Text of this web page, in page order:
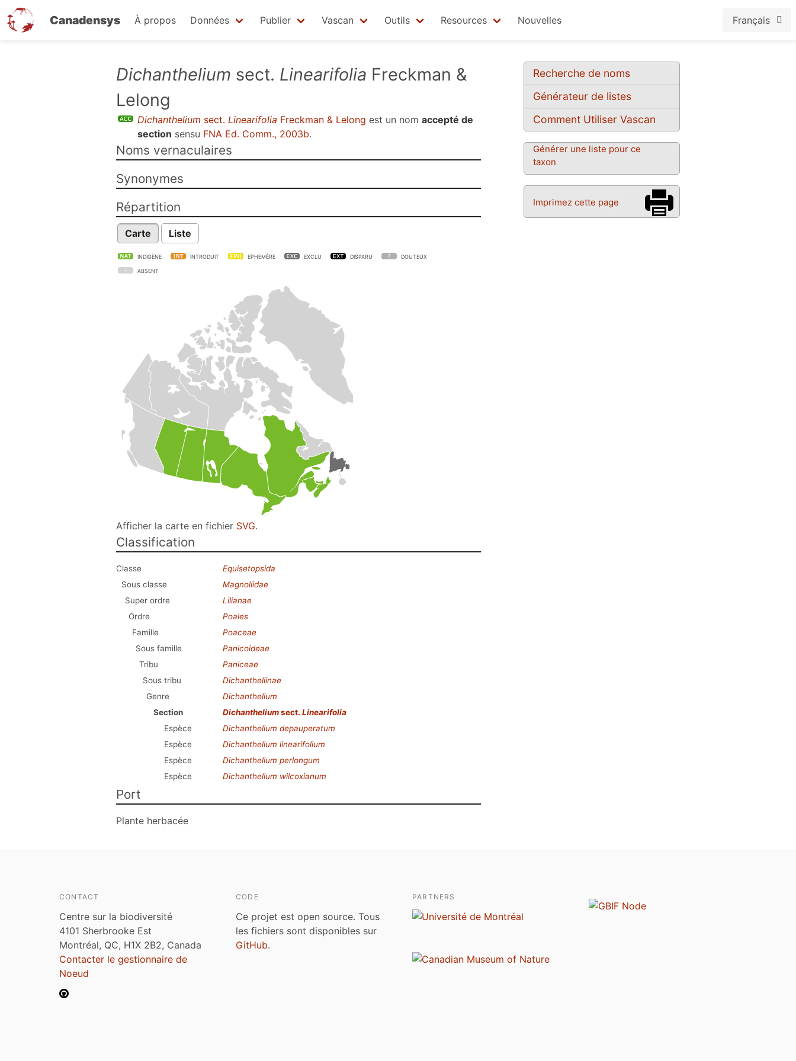
Canadensys À propos Données Publier Vascan Outils Resources Nouvelles Français
Recherche de noms
Générateur de listes
Comment Utiliser Vascan
Générer une liste pour ce
taxon
Imprimez cette page
Dichanthelium sect. Linearifolia Freckman &
Lelong
Dichanthelium sect. Linearifolia Freckman & Lelong est un nom accepté de
section sensu FNA Ed. Comm., 2003b.
Noms vernaculaires
Synonymes
Répartition
Carte Liste
INDIGÈNE INTRODUIT EPHEMÈRE EXCLU DISPARU DOUTEUX
ABSENT
Afficher la carte en fichier SVG.
Classification
Classe
Equisetopsida
Sous classe
Magnoliidae
Super ordre
Lilianae
Ordre
Poales
Famille
Poaceae
Sous famille
Panicoideae
Tribu
Paniceae
Sous tribu
Dichantheliinae
Genre
Dichanthelium
Section
Dichantheliumsect. Linearifolia
Espèce
Dichanthelium depauperatum
Espèce
Dichanthelium linearifolium
Espèce
Dichanthelium perlongum
Espèce
Dichanthelium wilcoxianum
Port
Plante herbacée
CONTACT
Centre sur la biodiversité
4101 Sherbrooke Est
Montréal, QC, H1X 2B2, Canada
Contacter le gestionnaire de
Noeud
CODE
Ce projet est open source. Tous
les fichiers sont disponibles sur
GitHub.
PARTNERS